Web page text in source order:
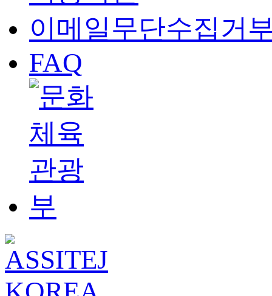
이메일무단수집거
FAQ